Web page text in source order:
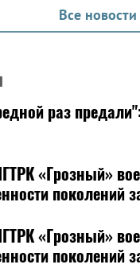
Все
раз
«Грозный»
поколений
«Грозный»
поколений